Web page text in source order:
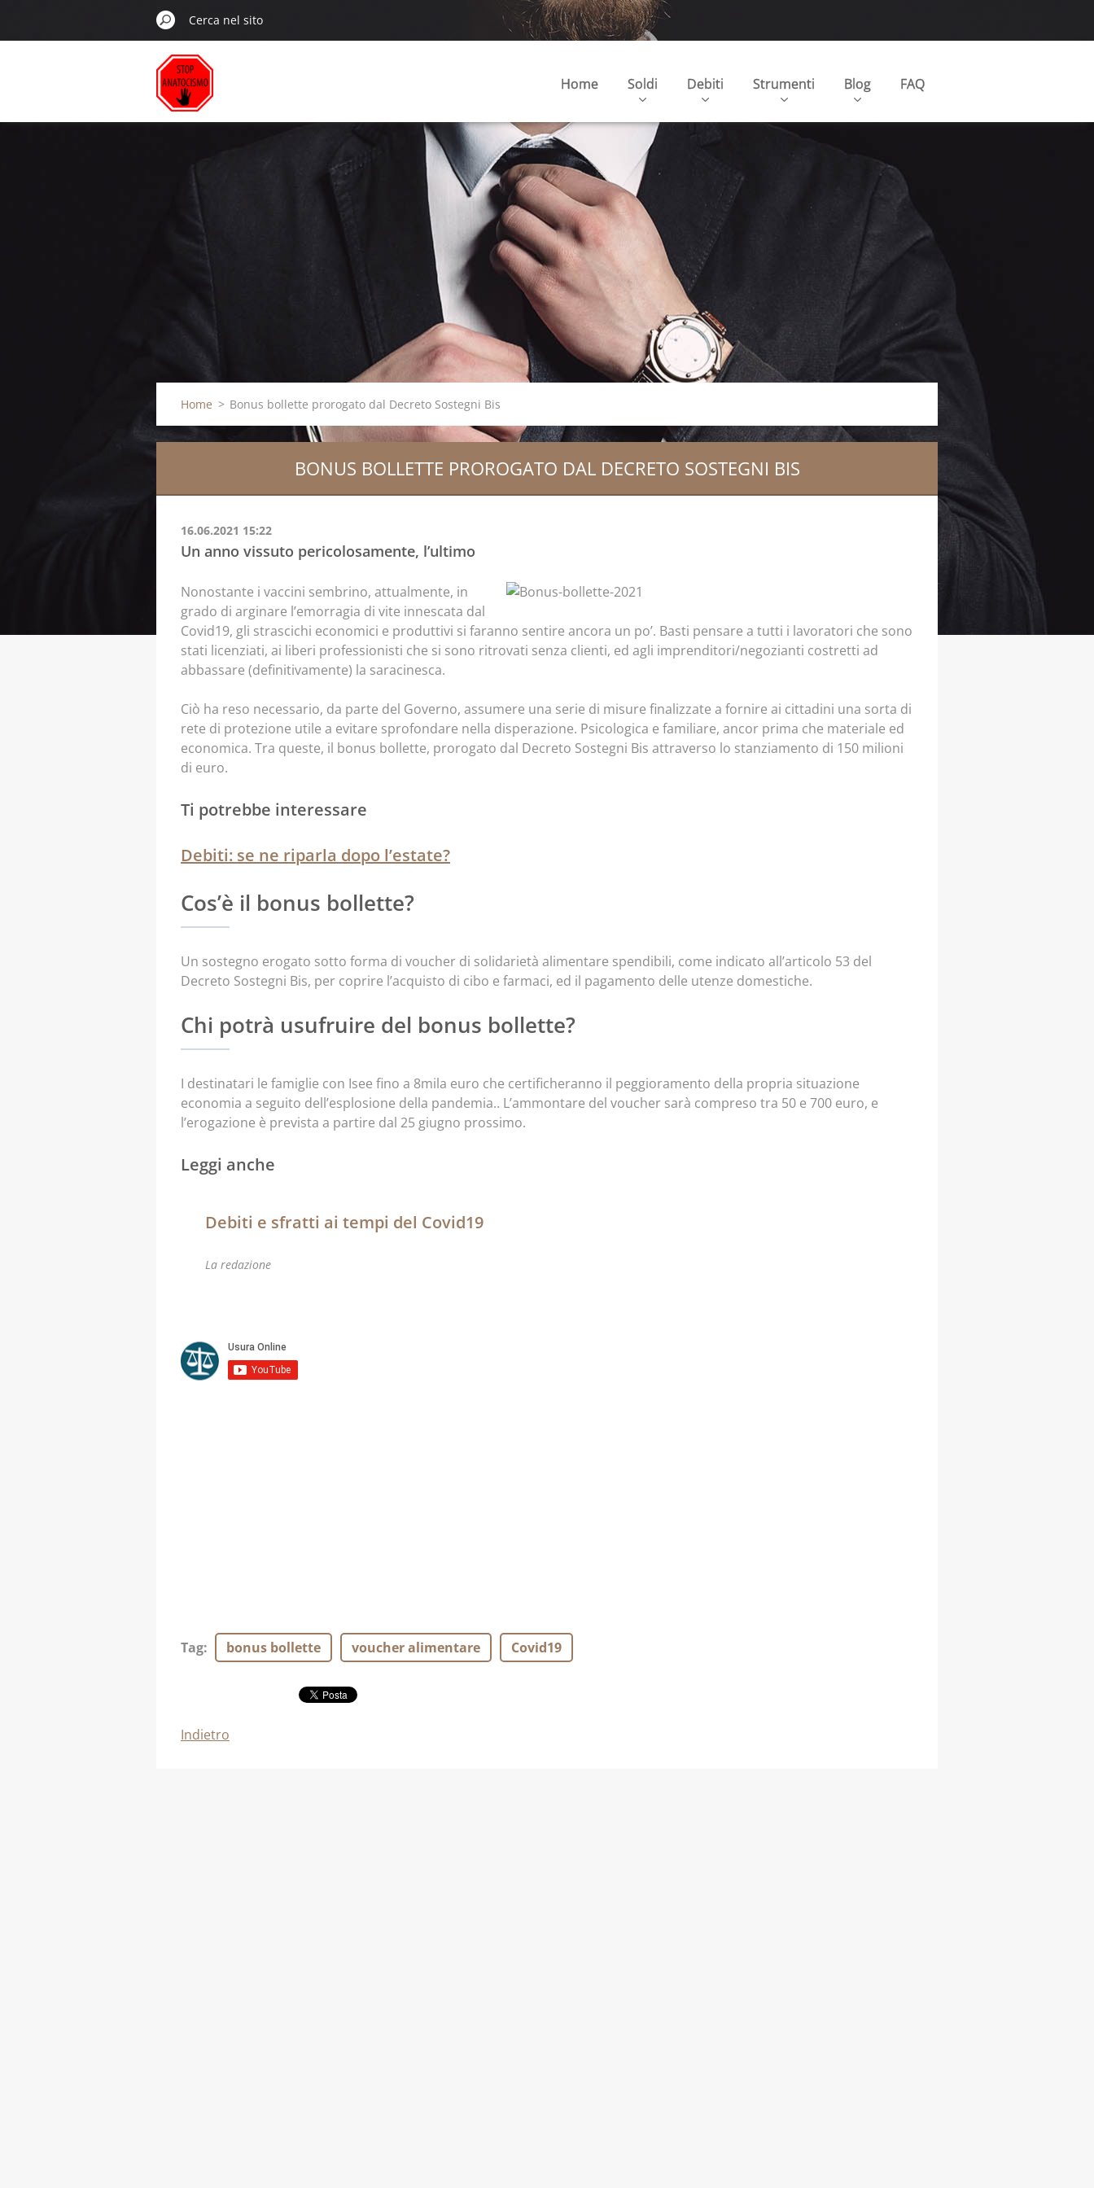
Home Soldi Debiti Strumenti Blog FAQ
Home > Bonus bollette prorogato dal Decreto Sostegni Bis
BONUS BOLLETTE PROROGATO DAL DECRETO SOSTEGNI BIS
16.06.2021 15:22
Un anno vissuto pericolosamente, l’ultimo
Nonostante i vaccini sembrino, attualmente, in
grado di arginare l’emorragia di vite innescata dal
Covid19, gli strascichi economici e produttivi si faranno sentire ancora un po’. Basti pensare a tutti i lavoratori che sono
stati licenziati, ai liberi professionisti che si sono ritrovati senza clienti, ed agli imprenditori/negozianti costretti ad
abbassare (definitivamente) la saracinesca.
Ciò ha reso necessario, da parte del Governo, assumere una serie di misure finalizzate a fornire ai cittadini una sorta di
rete di protezione utile a evitare sprofondare nella disperazione. Psicologica e familiare, ancor prima che materiale ed
economica. Tra queste, il bonus bollette, prorogato dal Decreto Sostegni Bis attraverso lo stanziamento di 150 milioni
di euro.
Ti potrebbe interessare
Debiti: se ne riparla dopo l’estate?
Cos’è il bonus bollette?
Un sostegno erogato sotto forma di voucher di solidarietà alimentare spendibili, come indicato all’articolo 53 del
Decreto Sostegni Bis, per coprire l’acquisto di cibo e farmaci, ed il pagamento delle utenze domestiche.
Chi potrà usufruire del bonus bollette?
I destinatari le famiglie con Isee fino a 8mila euro che certificheranno il peggioramento della propria situazione
economia a seguito dell’esplosione della pandemia.. L’ammontare del voucher sarà compreso tra 50 e 700 euro, e
l’erogazione è prevista a partire dal 25 giugno prossimo.
Leggi anche
Debiti e sfratti ai tempi del Covid19
La redazione
Tag: bonus bollette voucher alimentare Covid19
Indietro